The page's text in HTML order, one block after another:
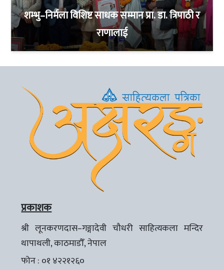
शम्भु–निर्मला विशिष्ट साधक सम्मान प्रा. डा. त्रिपाठी र
राणालाई
प्रकाशक
श्री लूनकरणदास–गङ्गादेवी चौधरी साहित्यकला मन्दिर
थापाथली, काठमाडौँ, नेपाल
फोन : ०१ ४२२१२६०